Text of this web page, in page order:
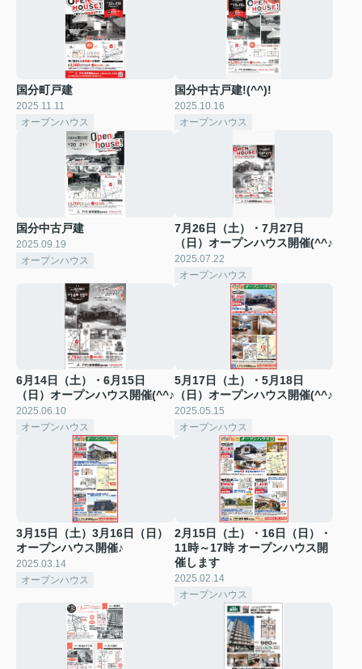
国分町戸建
2025.11.11
オープンハウス
国分中古戸建!(^^)!
2025.10.16
オープンハウス
国分中古戸建
2025.09.19
オープンハウス
7月26日（土）・7月27日
（日）オープンハウス開催(^^♪
2025.07.22
オープンハウス
6月14日（土）・6月15日
（日）オープンハウス開催(^^♪
2025.06.10
オープンハウス
5月17日（土）・5月18日
（日）オープンハウス開催(^^♪
2025.05.15
オープンハウス
3月15日（土）3月16日（日）
オープンハウス開催♪
2025.03.14
オープンハウス
2月15日（土）・16日（日）・
11時～17時 オープンハウス開
催します
2025.02.14
オープンハウス